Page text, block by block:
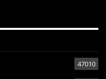
47010